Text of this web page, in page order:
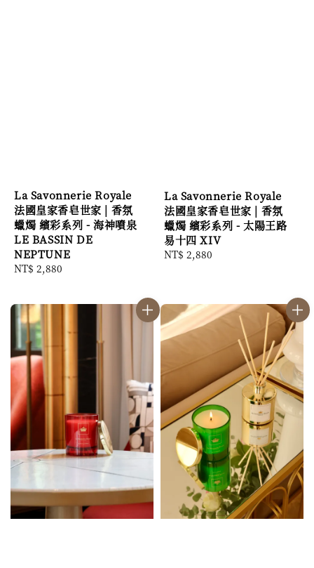
La Savonnerie Royale
法國皇家香皂世家 | 香氛
蠟燭 繽彩系列 - 海神噴泉
LE BASSIN DE
NEPTUNE
Regular
NT$ 2,880
La Savonnerie Royale
法國皇家香皂世家 | 香氛
蠟燭 繽彩系列 - 太陽王路
易十四 XIV
Regular
NT$ 2,880